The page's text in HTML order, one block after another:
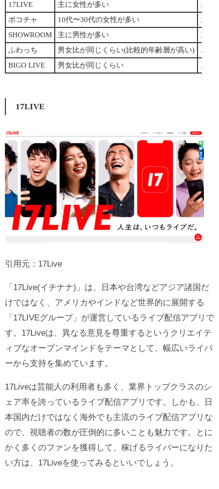
17LIVE
主に女性が多い
スマ
ポコチャ
10代〜30代の女性が多い
スマ
SHOWROOM
主に男性が多い
スマ
ふわっち
男女比が同じくらい(比較的年齢層が高い)
スマ
BIGO LIVE
男女比が同じくらい スマ
17LIVE
引用元： 17Live
「17Live(イチナナ)」は、日本や台湾などアジア諸国だ
けではなく、アメリカやインドなど世界的に展開する
「17LIVEグループ」が運営しているライブ配信アプリで
す。17Liveは、異なる意見を尊重するというクリエイテ
ィブなオープンマインドをテーマとして、幅広いライバ
ーから支持を集めています。
17Liveは芸能人の利用者も多く、業界トップクラスのシ
ェア率を誇っているライブ配信アプリです。しかも、日
本国内だけではなく海外でも主流のライブ配信アプリな
ので、視聴者の数が圧倒的に多いことも魅力です。とに
かく多くのファンを獲得して、稼げるライバーになりた
い方は、17Liveを使ってみるといいでしょう。